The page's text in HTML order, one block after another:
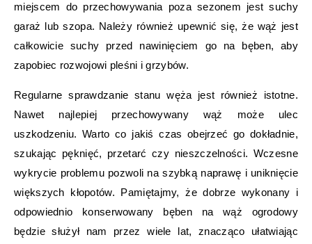
miejscem do przechowywania poza sezonem jest suchy
garaż lub szopa. Należy również upewnić się, że wąż jest
całkowicie suchy przed nawinięciem go na bęben, aby
zapobiec rozwojowi pleśni i grzybów.
Regularne sprawdzanie stanu węża jest również istotne.
Nawet najlepiej przechowywany wąż może ulec
uszkodzeniu. Warto co jakiś czas obejrzeć go dokładnie,
szukając pęknięć, przetarć czy nieszczelności. Wczesne
wykrycie problemu pozwoli na szybką naprawę i uniknięcie
większych kłopotów. Pamiętajmy, że dobrze wykonany i
odpowiednio konserwowany bęben na wąż ogrodowy
będzie służył nam przez wiele lat, znacząco ułatwiając